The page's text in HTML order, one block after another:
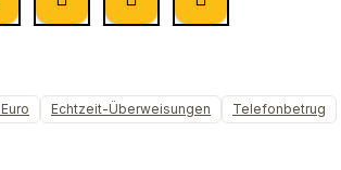
Echtzeit-Überweisungen Telefonbetrug